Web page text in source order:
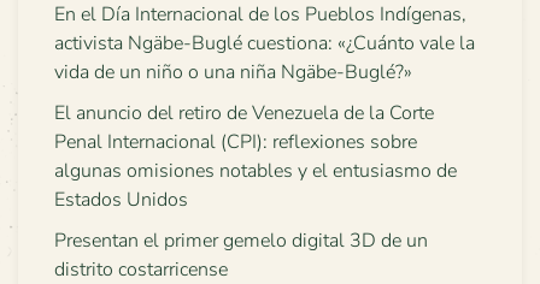
En el Día Internacional de los Pueblos Indígenas,
activista Ngäbe-Buglé cuestiona: «¿Cuánto vale la
vida de un niño o una niña Ngäbe-Buglé?»
El anuncio del retiro de Venezuela de la Corte
Penal Internacional (CPI): reflexiones sobre
algunas omisiones notables y el entusiasmo de
Estados Unidos
Presentan el primer gemelo digital 3D de un
distrito costarricense